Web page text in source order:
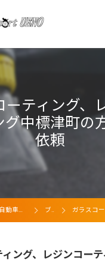
ーティング、
グ中標津町の
依頼
北海道中標津町の自動車ならカーライフサポート上野 ブログ ガラスコーティング、
ング、レジンコー